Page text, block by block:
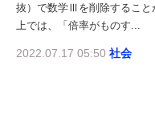
抜）で数学Ⅲを削除すること
上では、「倍率がものす...
2022.07.17 05:50 社会